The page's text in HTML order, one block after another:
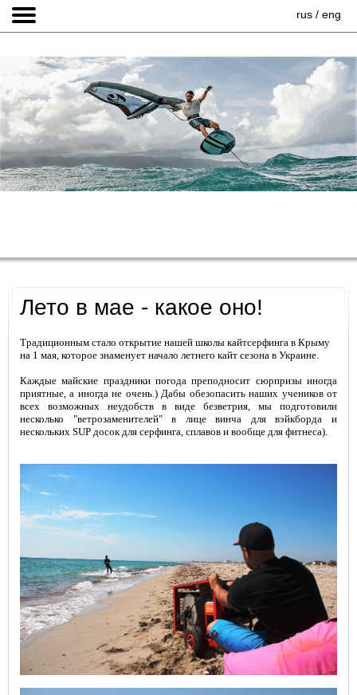
rus / eng
Лето в мае - какое оно!
Традиционным стало открытие нашей школы кайтсерфинга в Крыму
на 1 мая, которое знаменует начало летнего кайт сезона в Украине.
Каждые майские праздники погода преподносит сюрпризы иногда
приятные, а иногда не очень.) Дабы обезопасить наших учеников от
всех возможных неудобств в виде безветрия, мы подготовили
несколько "ветрозаменителей" в лице винча для вэйкборда и
нескольких SUP досок для серфинга, сплавов и вообще для фитнеса).